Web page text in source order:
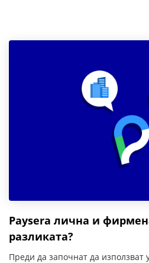
Paysera лична и
разликата?
Преди да започнат да използват